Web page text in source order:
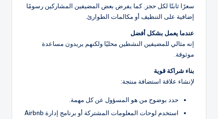
سعرًا ثابتًا لكل حجز. كما يفرض بعض المضيفين المشاركين رسومًا
إضافية على التنظيف أو مكالمات الطوارئ.
عندما يعمل بشكل أفضل
إنه مثالي للمضيفين النشطين محليًا ولكنهم يريدون مساعدة
موثوقة.
بناء شراكة قوية
لإنشاء علاقة استضافة منتجة:
حدد بوضوح من هو المسؤول عن كل مهمة.
استخدم لوحات المعلومات المشتركة أو برنامج إدارة Airbnb